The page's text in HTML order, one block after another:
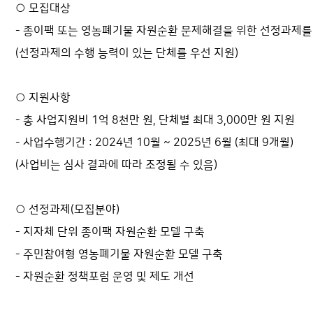
○ 모집대상
- 종이팩 또는 영농폐기물 자원순환 문제해결을 위한 선정과제
(선정과제의 수행 능력이 있는 단체를 우선 지원)
○ 지원사항
- 총 사업지원비 1억 8천만 원, 단체별 최대 3,000만 원 지원
- 사업수행기간 : 2024년 10월 ~ 2025년 6월 (최대 9개월)
(사업비는 심사 결과에 따라 조정될 수 있음)
○ 선정과제(모집분야)
- 지자체 단위 종이팩 자원순환 모델 구축
- 주민참여형 영농폐기물 자원순환 모델 구축
- 자원순환 정책포럼 운영 및 제도 개선